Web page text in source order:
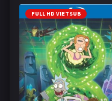
FULL HD VIETSUB